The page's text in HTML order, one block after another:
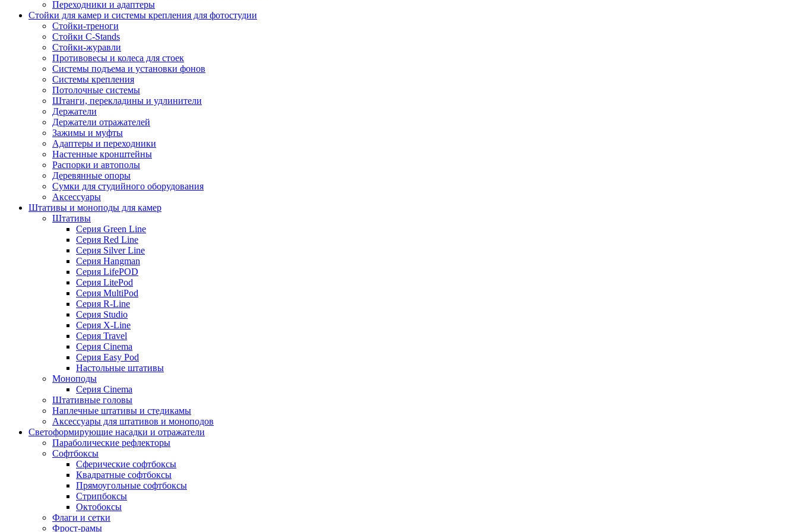
Переходники и адаптеры
Стойки для камер и системы крепления для фотостудии
Стойки-треноги
Стойки C-Stands
Стойки-журавли
Противовесы и колеса для стоек
Системы подъема и установки фонов
Системы крепления
Потолочные системы
Штанги, перекладины и удлинители
Держатели
Держатели отражателей
Зажимы и муфты
Адаптеры и переходники
Настенные кронштейны
Распорки и автополы
Деревянные опоры
Сумки для студийного оборудования
Аксессуары
Штативы и моноподы для камер
Штативы
Серия Green Line
Серия Red Line
Серия Silver Line
Серия Hangman
Серия LifePOD
Серия LitePod
Серия MultiPod
Серия R-Line
Серия Studio
Серия X-Line
Серия Travel
Серия Cinema
Серия Easy Pod
Настольные штативы
Моноподы
Серия Cinema
Штативные головы
Наплечные штативы и стедикамы
Аксессуары для штативов и моноподов
Светоформирующие насадки и отражатели
Параболические рефлекторы
Софтбоксы
Сферические софтбоксы
Квадратные софтбоксы
Прямоугольные софтбоксы
Стрипбоксы
Октобоксы
Флаги и сетки
Фрост-рамы